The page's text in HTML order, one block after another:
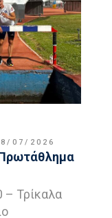
07/2026
– Τρίκαλα